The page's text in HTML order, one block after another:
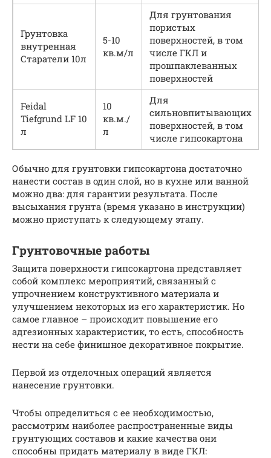
Грунтовка
внутренная
Старатели 10л
5-10
кв.м/л
Для грунтования
пористых
поверхностей, в том
числе ГКЛ и
прошпаклеванных
поверхностей
Feidal
Tiefgrund LF 10
л
10
кв.м./
л
Для
сильновпитывающих
поверхностей, в том
числе гипсокартона
Обычно для грунтовки гипсокартона достаточно
нанести состав в один слой, но в кухне или ванной
можно два: для гарантии результата. После
высыхания грунта (время указано в инструкции)
можно приступать к следующему этапу.
Грунтовочные работы
Защита поверхности гипсокартона представляет
собой комплекс мероприятий, связанный с
упрочнением конструктивного материала и
улучшением некоторых из его характеристик. Но
самое главное – происходит повышение его
адгезионных характеристик, то есть, способность
нести на себе финишное декоративное покрытие.
Первой из отделочных операций является
нанесение грунтовки.
Чтобы определиться с ее необходимостью,
рассмотрим наиболее распространенные виды
грунтующих составов и какие качества они
способны придать материалу в виде ГКЛ: